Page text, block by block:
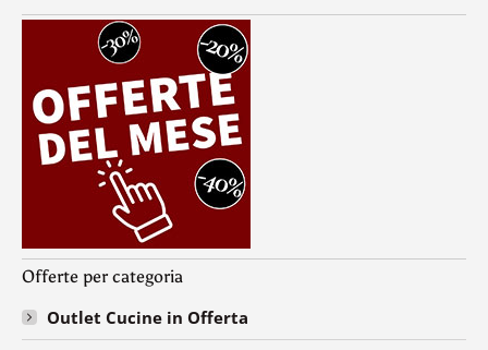
Offerte per categoria
Outlet Cucine in Offerta